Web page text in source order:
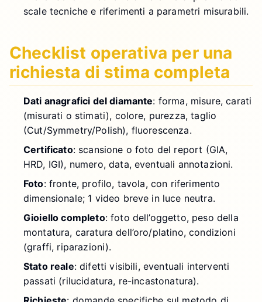
scale tecniche e riferimenti a parametri misurabili.
Checklist operativa per una
richiesta di stima completa
Dati anagrafici del diamante: forma, misure, carati
(misurati o stimati), colore, purezza, taglio
(Cut/Symmetry/Polish), fluorescenza.
Certificato: scansione o foto del report (GIA,
HRD, IGI), numero, data, eventuali annotazioni.
Foto: fronte, profilo, tavola, con riferimento
dimensionale; 1 video breve in luce neutra.
Gioiello completo: foto dell’oggetto, peso della
montatura, caratura dell’oro/platino, condizioni
(graffi, riparazioni).
Stato reale: difetti visibili, eventuali interventi
passati (rilucidatura, re-incastonatura).